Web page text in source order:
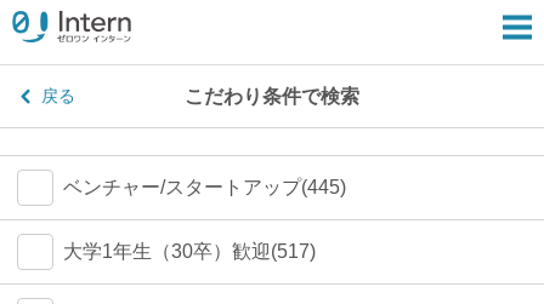
戻る こだわり条件で検索
ベンチャー/スタートアップ(445)
大学1年生（30卒）歓迎(517)